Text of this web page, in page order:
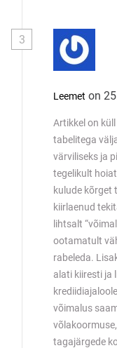
3
Leemet on
Artikkel on
tabelitega
värviliseks ja
tegelikult
kulude kõrget
kiirlaenud
lihtsalt
ootamatult
rabeleda.
alati kiiresti ja
võimalus
tagajärgede